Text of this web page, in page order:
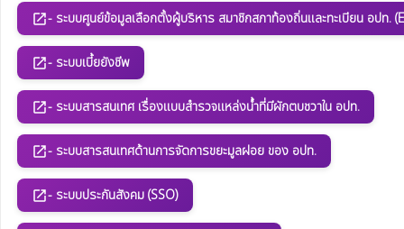
open_in_new- ระบบศูนย์ข้อมูลเลือกตั้งผู้บริหาร สมาชิกสภาท้องถิ่นและทะเบียน อปท.
open_in_new- ระบบเบี้ยยังชีพ
open_in_new- ระบบสารสนเทศ เรื่องแบบสำรวจแหล่งน้ำที่มีผักตบชวาใน อปท.
open_in_new- ระบบสารสนเทศด้านการจัดการขยะมูลฝอย ของ อปท.
open_in_new- ระบบประกันสังคม (SSO)